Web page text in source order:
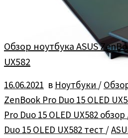
Обзор ноутбука ASUS
UX582
16.06.2021 в Ноутбуки /
ZenBook Pro Duo 15 OLED
Pro Duo 15 OLED UX582 обзор
Duo 15 OLED UX582 тест /